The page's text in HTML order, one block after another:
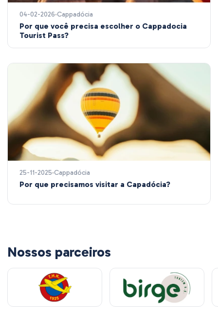
04-02-2026 Cappadócia
Por que você precisa escolher o Cappadocia
Tourist Pass?
25-11-2025 Cappadócia
Por que precisamos visitar a Capadócia?
Nossos parceiros